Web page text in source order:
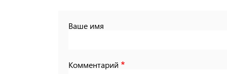
Ваше имя
Комментарий